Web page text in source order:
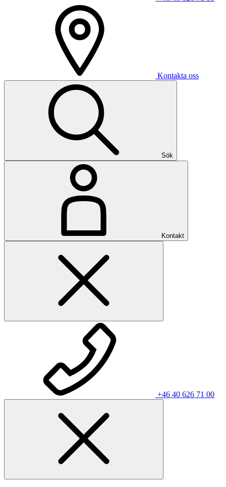
Kontakta oss
Sök
Kontakt
+46 40 626 71 00